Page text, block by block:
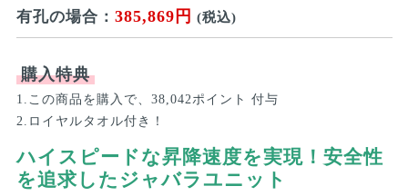
有孔の場合： 385,869円 (税込)
購入特典
1.この商品を購入で、38,042ポイント 付与
2.ロイヤルタオル付き！
ハイスピードな昇降速度を実現！安全性
を追求したジャバラユニット